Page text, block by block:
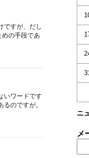
ですが、だし
の手段であ
いワードです
のですが。
ニ
メ